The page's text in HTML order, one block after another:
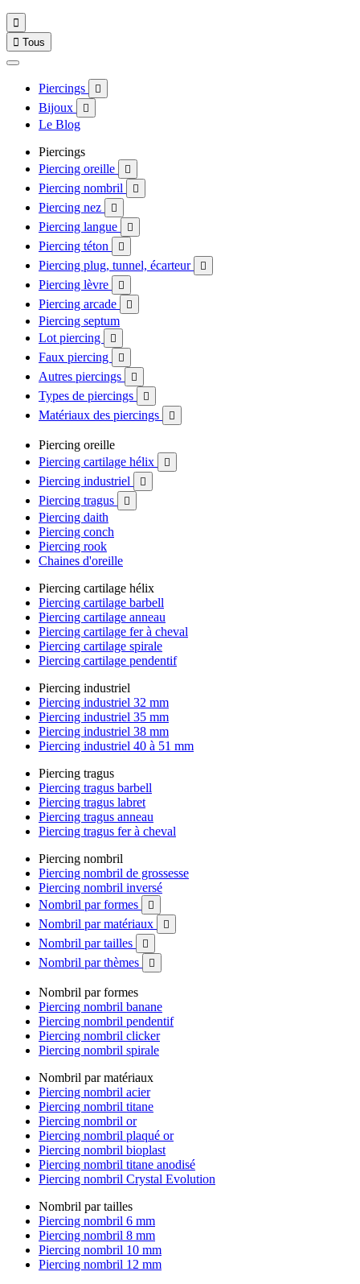

 Tous
Piercings 
Bijoux 
Le Blog
Piercings
Piercing oreille

Piercing nombril 
Piercing nez 
Piercing langue 
Piercing téton 
Piercing plug, tunnel, écarteur 
Piercing lèvre 
Piercing arcade 
Piercing septum
Lot piercing

Faux piercing 
Autres piercings 
Types de piercings 
Matériaux des piercings 
Piercing oreille
Piercing cartilage hélix

Piercing industriel 
Piercing tragus 
Piercing daith
Piercing conch
Piercing rook
Chaines d'oreille
Piercing cartilage hélix
Piercing cartilage barbell
Piercing cartilage anneau
Piercing cartilage fer à cheval
Piercing cartilage spirale
Piercing cartilage pendentif
Piercing industriel
Piercing industriel 32 mm
Piercing industriel 35 mm
Piercing industriel 38 mm
Piercing industriel 40 à 51 mm
Piercing tragus
Piercing tragus barbell
Piercing tragus labret
Piercing tragus anneau
Piercing tragus fer à cheval
Piercing nombril
Piercing nombril de grossesse
Piercing nombril inversé
Nombril par formes

Nombril par matériaux 
Nombril par tailles 
Nombril par thèmes 
Nombril par formes
Piercing nombril banane
Piercing nombril pendentif
Piercing nombril clicker
Piercing nombril spirale
Nombril par matériaux
Piercing nombril acier
Piercing nombril titane
Piercing nombril or
Piercing nombril plaqué or
Piercing nombril bioplast
Piercing nombril titane anodisé
Piercing nombril Crystal Evolution
Nombril par tailles
Piercing nombril 6 mm
Piercing nombril 8 mm
Piercing nombril 10 mm
Piercing nombril 12 mm